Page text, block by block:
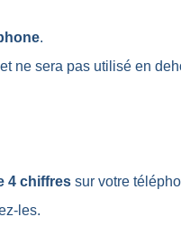
.
ne sera pas utilisé en
4 chiffres sur votre
les.